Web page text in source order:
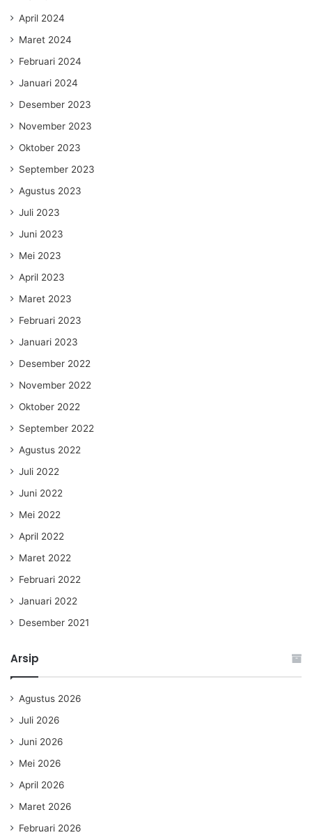
April 2024
Maret 2024
Februari 2024
Januari 2024
Desember 2023
November 2023
Oktober 2023
September 2023
Agustus 2023
Juli 2023
Juni 2023
Mei 2023
April 2023
Maret 2023
Februari 2023
Januari 2023
Desember 2022
November 2022
Oktober 2022
September 2022
Agustus 2022
Juli 2022
Juni 2022
Mei 2022
April 2022
Maret 2022
Februari 2022
Januari 2022
Desember 2021
Arsip
Agustus 2026
Juli 2026
Juni 2026
Mei 2026
April 2026
Maret 2026
Februari 2026